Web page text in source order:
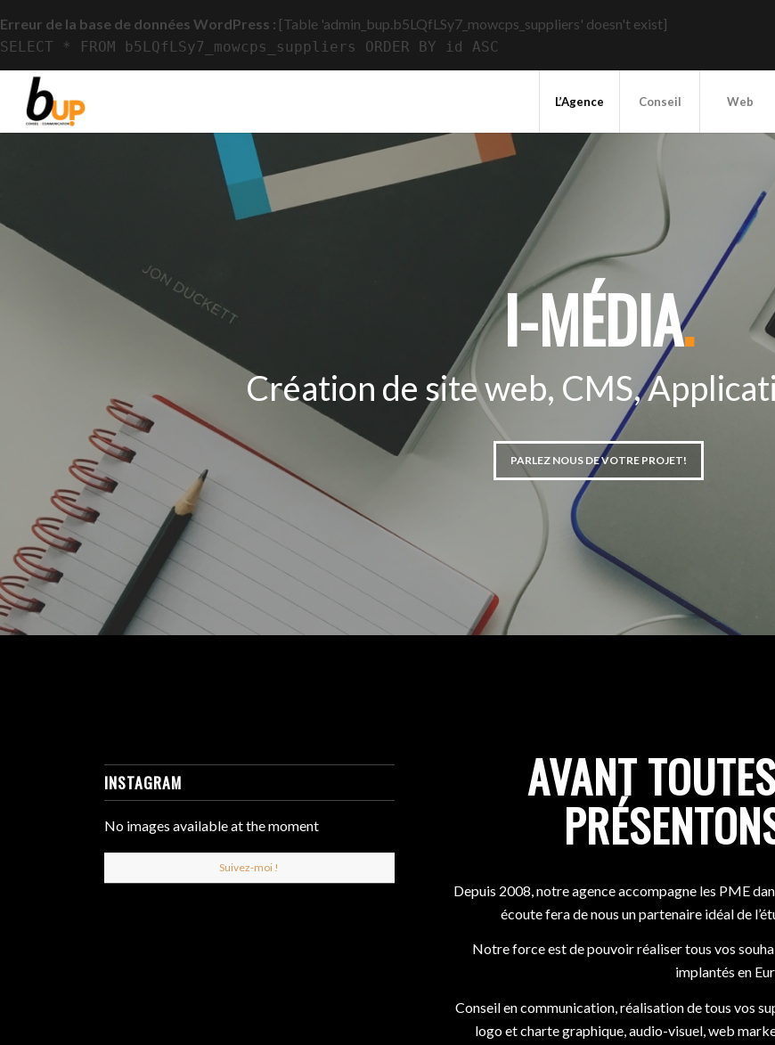
Erreur de la base de données WordPress : [Table 'admin_bup.b5LQfLSy7_mowcps_suppliers' doesn't exist]
SELECT * FROM b5LQfLSy7_mowcps_suppliers ORDER BY id ASC
L’Agence Conseil Web
I-MÉDIA.
Création de site web, CMS,
PARLEZ NOUS DE VOTRE PROJET!
INSTAGRAM
No images available at the moment
Suivez-moi !
AVANT
Depuis 2008, notre agence accompagne les PME
écoute fera de nous un partenaire idéal de
Notre force est de pouvoir réaliser tous vos
implantés en
Conseil en communication, réalisation de tous vos
logo et charte graphique, audio-visuel, web